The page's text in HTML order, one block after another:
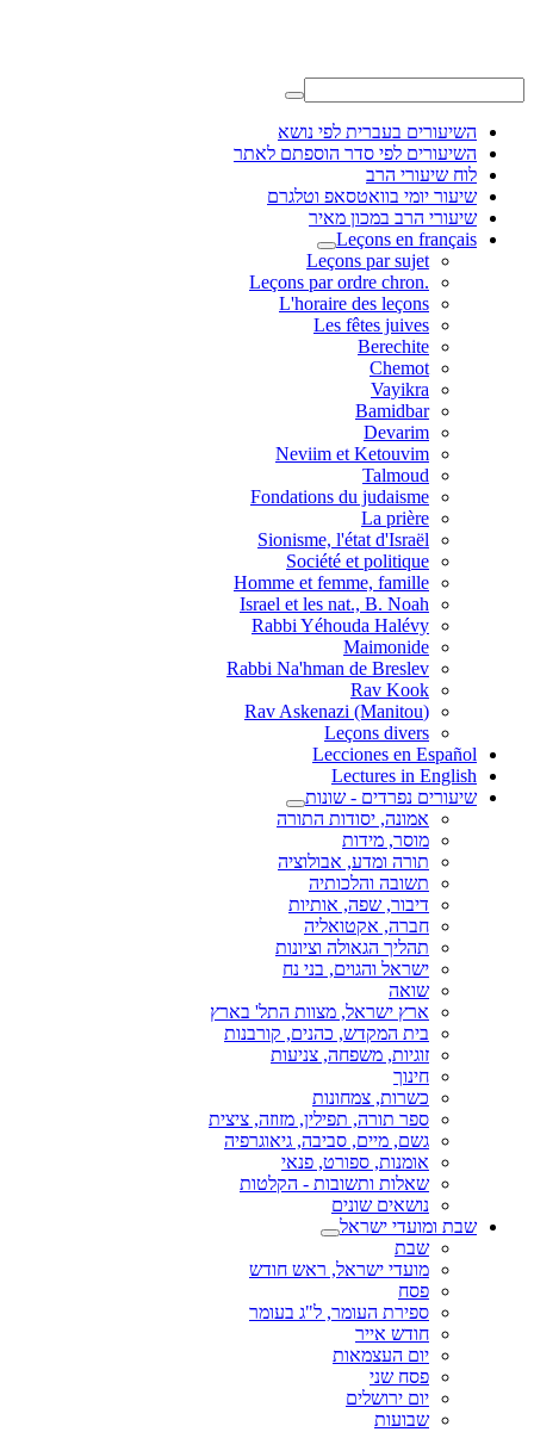
השיעורים בעברית לפי נושא
השיעורים לפי סדר הוספתם לאתר
לוח שיעורי הרב
שיעור יומי בוואטסאפ וטלגרם
שיעורי הרב במכון מאיר
Leçons en français
Leçons par sujet
.Leçons par ordre chron
L'horaire des leçons
Les fêtes juives
Berechite
Chemot
Vayikra
Bamidbar
Devarim
Neviim et Ketouvim
Talmoud
Fondations du judaisme
La prière
Sionisme, l'état d'Israël
Société et politique
Homme et femme, famille
Israel et les nat., B. Noah
Rabbi Yéhouda Halévy
Maimonide
Rabbi Na'hman de Breslev
Rav Kook
(Rav Askenazi (Manitou
Leçons divers
Lecciones en Español
Lectures in English
שיעורים נפרדים - שונות
אמונה, יסודות התורה
מוסר, מידות
תורה ומדע, אבולוציה
תשובה והלכותיה
דיבור, שפה, אותיות
חברה, אקטואליה
תהליך הגאולה וציונות
ישראל והגוים, בני נח
שואה
ארץ ישראל, מצוות התל' בארץ
בית המקדש, כהנים, קורבנות
זוגיות, משפחה, צניעות
חינוך
כשרות, צמחונות
ספר תורה, תפילין, מזוזה, ציצית
גשם, מיים, סביבה, גיאוגרפיה
אומנות, ספורט, פנאי
שאלות ותשובות - הקלטות
נושאים שונים
שבת ומועדי ישראל
שבת
מועדי ישראל, ראש חודש
פסח
ספירת העומר, ל"ג בעומר
חודש אייר
יום העצמאות
פסח שני
יום ירושלים
שבועות